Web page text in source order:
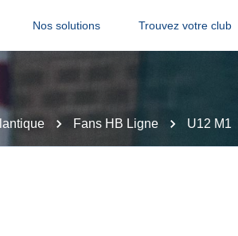
Nos solutions Trouvez votre club
Fans HB Ligne U12 M1